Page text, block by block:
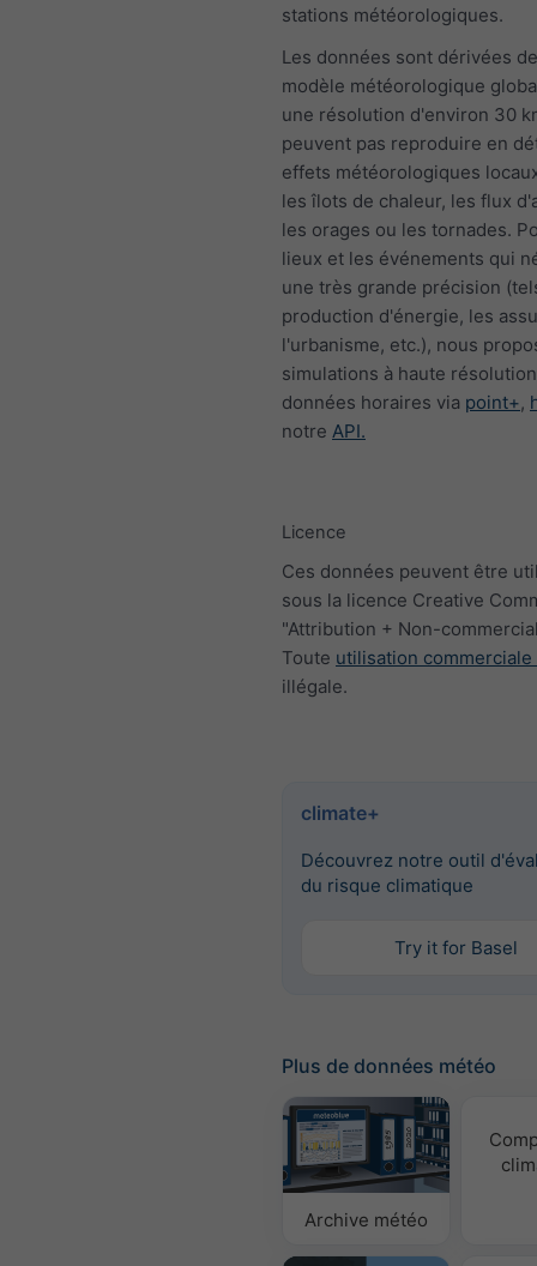
stations météorologiques.
Les données sont dérivées
modèle météorologique
une résolution d'environ 30
peuvent pas reproduire en
effets météorologiques
les îlots de chaleur, les flux
les orages ou les tornades.
lieux et les événements qui
une très grande précision
production d'énergie, les
l'urbanisme, etc.), nous
simulations à haute
données horaires via point+,
notre API.
Licence
Ces données peuvent être
sous la licence Creative
"Attribution + Non-
Toute utilisation commerciale
illégale.
climate+
Découvrez notre outil
du risque climatique
Try it for Basel
Plus de données météo
Archive météo